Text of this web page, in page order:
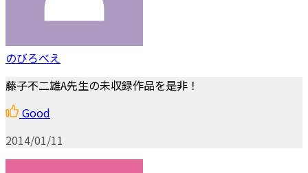
のびろべえ
藤子不二雄A先生の未収録作品を是非！
Good
2014/01/11